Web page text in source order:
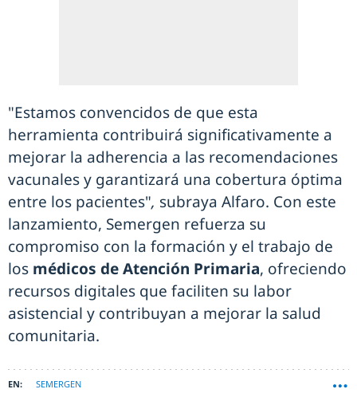
"Estamos convencidos de que esta
herramienta contribuirá significativamente a
mejorar la adherencia a las recomendaciones
vacunales y garantizará una cobertura óptima
entre los pacientes", subraya Alfaro. Con este
lanzamiento, Semergen refuerza su
compromiso con la formación y el trabajo de
los médicos de Atención Primaria, ofreciendo
recursos digitales que faciliten su labor
asistencial y contribuyan a mejorar la salud
comunitaria.
SEMERGEN